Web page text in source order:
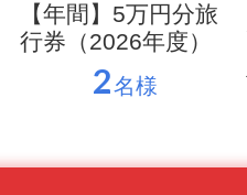
【年間】5万円分旅
行券（2026年度）
2名様